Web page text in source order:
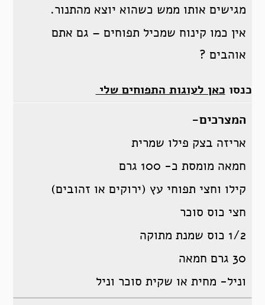
מגישים אותו ממש כשהוא יוצא מהתנור.
אין כמו קינוח שמכיל תפוחים – גם אתם
אוהבים ?
כנסו כאן לעוגות התפוחים שלי
המצרכים-
אריזה בצק פילו שמרית
חמאה מומסת כ- 100 גרם
קילו וחצי תפוחי עץ (ירוקים או זהובים)
חצי כוס סוכר
1/2 כוס שמנת מתוקה
30 גרם חמאה
וניל- מחית או שקית סוכר וניל